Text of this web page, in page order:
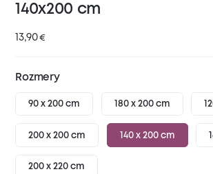
140x200 cm
13,90€
Rozmery
90 x 200 cm 180 x 200 cm
200 x 200 cm 140 x 200 cm
200 x 220 cm